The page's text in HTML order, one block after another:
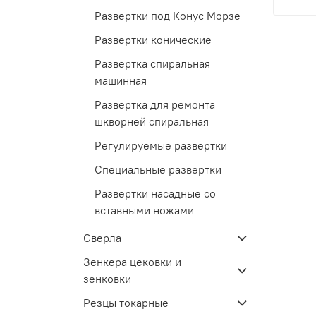
Развертки под Конус Морзе
Развертки конические
Развертка спиральная
машинная
Развертка для ремонта
шкворней спиральная
Регулируемые развертки
Специальные развертки
Развертки насадные со
вставными ножами
Сверла
Зенкера цековки и
зенковки
Резцы токарные